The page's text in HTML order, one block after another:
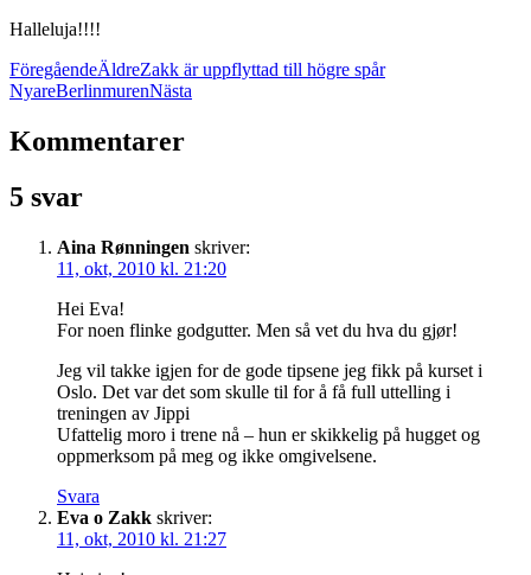
Halleluja!!!!
FöregåendeÄldreZakk är uppflyttad till högre spår
NyareBerlinmurenNästa
Kommentarer
5 svar
Aina Rønningen skriver:
11, okt, 2010 kl. 21:20
Hei Eva!
For noen flinke godgutter. Men så vet du hva du gjør!
Jeg vil takke igjen for de gode tipsene jeg fikk på kurset i
Oslo. Det var det som skulle til for å få full uttelling i
treningen av Jippi
Ufattelig moro i trene nå – hun er skikkelig på hugget og
oppmerksom på meg og ikke omgivelsene.
Svara
Eva o Zakk skriver:
11, okt, 2010 kl. 21:27